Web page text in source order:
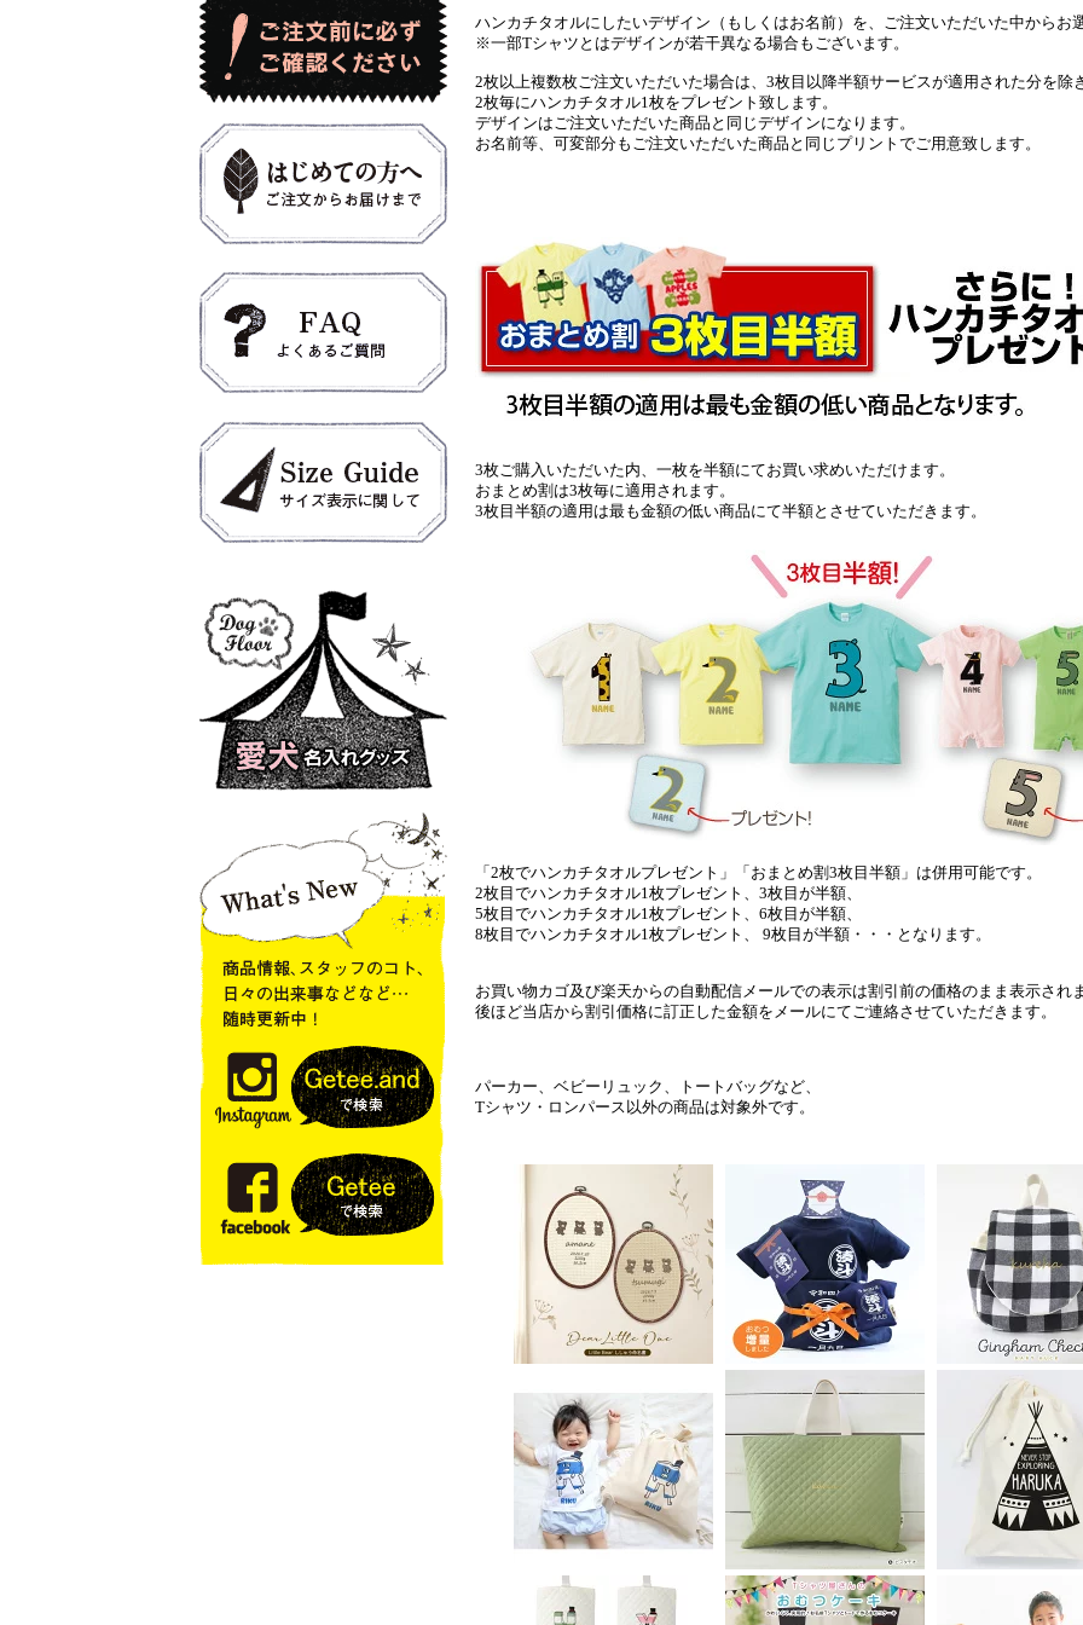
ハンカチタオルにしたいデザイン（もしくはお名前）を、ご注文いただいた中からお
※一部Tシャツとはデザインが若干異なる場合もございます。
2枚以上複数枚ご注文いただいた場合は、3枚目以降半額サービスが適用された分を除
2枚毎にハンカチタオル1枚をプレゼント致します。
デザインはご注文いただいた商品と同じデザインになります。
お名前等、可変部分もご注文いただいた商品と同じプリントでご用意致します。
3枚ご購入いただいた内、一枚を半額にてお買い求めいただけます。
おまとめ割は3枚毎に適用されます。
3枚目半額の適用は最も金額の低い商品にて半額とさせていただきます。
「2枚でハンカチタオルプレゼント」「おまとめ割3枚目半額」は併用可能です。
2枚目でハンカチタオル1枚プレゼント、3枚目が半額、
5枚目でハンカチタオル1枚プレゼント、6枚目が半額、
8枚目でハンカチタオル1枚プレゼント、 9枚目が半額・・・となります。
お買い物カゴ及び楽天からの自動配信メールでの表示は割引前の価格のまま表示され
後ほど当店から割引価格に訂正した金額をメールにてご連絡させていただきます。
パーカー、ベビーリュック、トートバッグなど、
Tシャツ・ロンパース以外の商品は対象外です。